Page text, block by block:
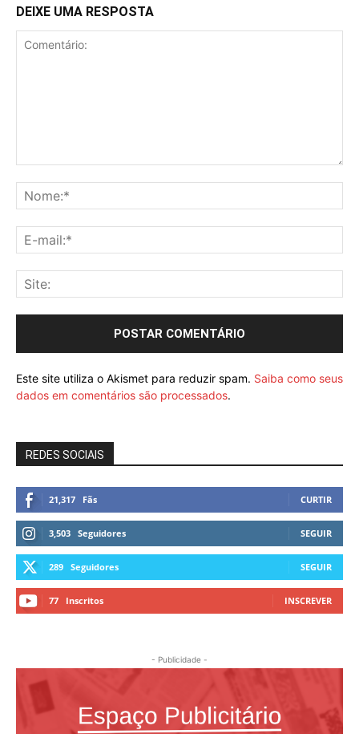
DEIXE UMA RESPOSTA
Este site utiliza o Akismet para reduzir spam. Saiba como seus
dados em comentários são processados.
REDES SOCIAIS
21,317 Fãs CURTIR
3,503 Seguidores SEGUIR
289 Seguidores SEGUIR
77 Inscritos INSCREVER
- Publicidade -